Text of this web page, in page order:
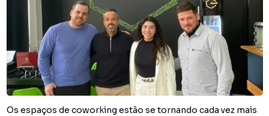
Os espaços de coworking estão se tornando cada vez mais